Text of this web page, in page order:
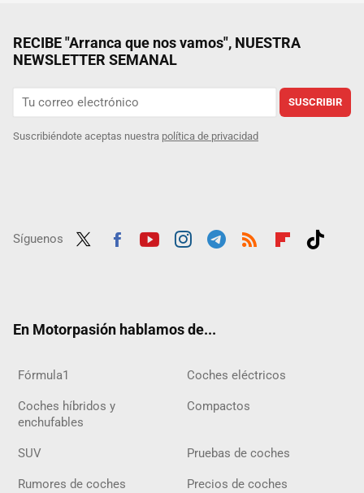
RECIBE "Arranca que nos vamos", NUESTRA
NEWSLETTER SEMANAL
SUSCRIBIR
Suscribiéndote aceptas nuestra política de privacidad
Síguenos
En Motorpasión hablamos de...
Fórmula1 Coches eléctricos
Coches híbridos y
enchufables
Compactos
SUV Pruebas de coches
Rumores de coches Precios de coches